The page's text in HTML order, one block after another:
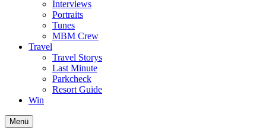
Interviews
Portraits
Tunes
MBM Crew
Travel
Travel Storys
Last Minute
Parkcheck
Resort Guide
Win
Menü